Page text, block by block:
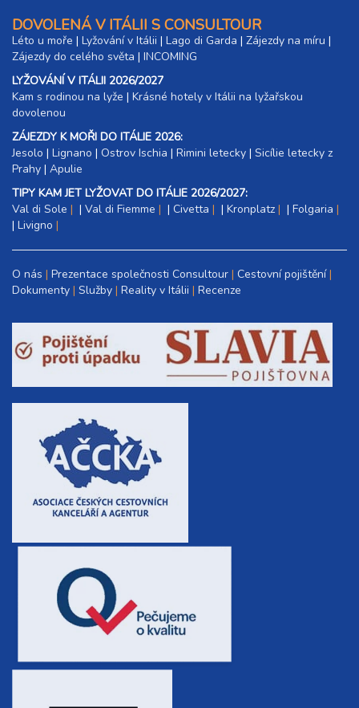
DOVOLENÁ V ITÁLII S CONSULTOUR
Léto u moře | Lyžování v Itálii | Lago di Garda | Zájezdy na míru |
Zájezdy do celého světa | INCOMING
LYŽOVÁNÍ V ITÁLII 2026/2027
Kam s rodinou na lyže |​ Krásné hotely v Itálii na lyžařskou
dovolenou
ZÁJEZDY K MOŘI DO ITÁLIE 2026:
Jesolo | Lignano | Ostrov Ischia | Rimini letecky | Sicílie letecky z
Prahy | Apulie
TIPY KAM JET LYŽOVAT DO ITÁLIE 2026/2027:
Val di Sole
| Val di Fiemme | Civetta | Kronplatz | Folgaria
| Livigno
O nás Prezentace společnosti Consultour Cestovní pojištění
Dokumenty Služby Reality v Itálii Recenze